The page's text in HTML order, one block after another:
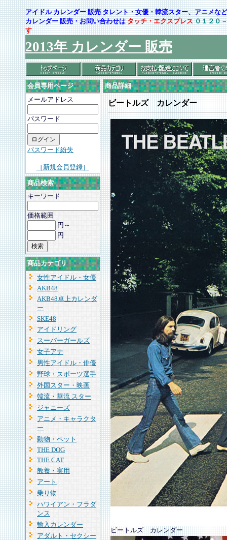
アイドル カレンダー 販売 タレント・女優・韓流スター、アニメ
カレンダー 販売・お問い合わせはタッチ・エクスプレス ０１２０
す
2013年 カレンダー 販売
会員専用ページ
メールアドレス
パスワード
パスワード紛失
［新規会員登録］
商品検索
キーワード
価格範囲
円～
円
商品カテゴリ
女性アイドル・女優
AKB48
AKB48卓上カレンダ
ー
SKE48
アイドリング
スーパーガールズ
女子アナ
男性アイドル・俳優
野球・スポーツ選手
外国スター・映画
韓流・華流 スター
ジャニーズ
アニメ・キャラクタ
ー
動物・ペット
THE DOG
THE CAT
教養・実用
アート
乗り物
ハワイアン・フラダ
ンス
輸入カレンダー
アダルト・セクシー
商品詳細
ビートルズ カレンダー
ビートルズ カレンダー